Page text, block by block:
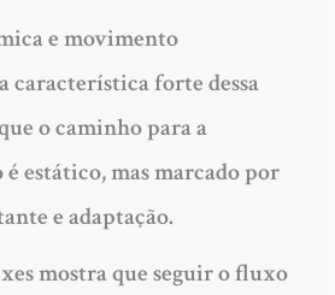
e movimento
característica forte dessa
o caminho para a
estático, mas marcado por
e adaptação.
mostra que seguir o fluxo